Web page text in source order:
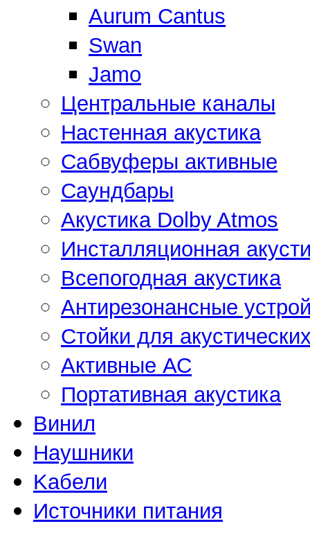
Aurum Cantus
Swan
Jamo
Центральные каналы
Настенная акустика
Сабвуферы активные
Саундбары
Акустика Dolby Atmos
Инсталляционная
Всепогодная акустика
Антирезонансные
Стойки для
Активные АС
Портативная акустика
Винил
Наушники
Kабели
Источники питания